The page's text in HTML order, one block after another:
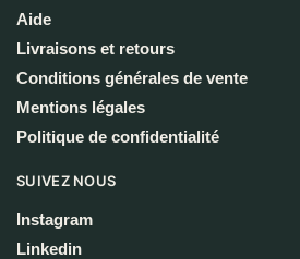
Aide
Livraisons et retours
Conditions générales de vente
Mentions légales
Politique de confidentialité
SUIVEZ NOUS
Instagram
Linkedin